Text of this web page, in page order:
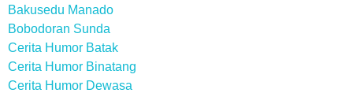
Bakusedu Manado
Bobodoran Sunda
Cerita Humor Batak
Cerita Humor Binatang
Cerita Humor Dewasa